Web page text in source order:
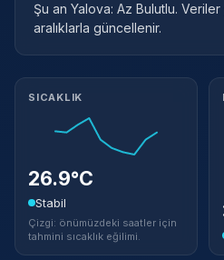
Şu an Yalova: Az Bulutlu. Veriler
aralıklarla güncellenir.
Meteorolojik
SICAKLIK
26.9°C
Stabil
Çizgi: önümüzdeki saatler için
tahmini sıcaklık eğilimi.
Takip Et